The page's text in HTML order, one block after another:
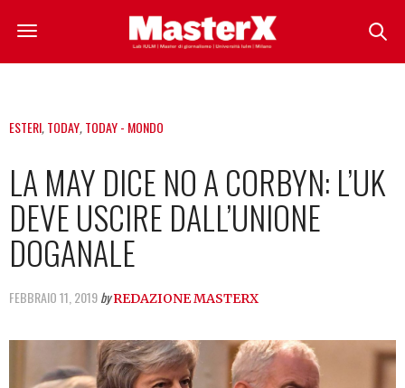
ESTERI,TODAY,TODAY - MONDO
LA MAY DICE NO A CORBYN: L’UK
DEVE USCIRE DALL’UNIONE
DOGANALE
FEBBRAIO 11, 2019by REDAZIONE MASTERX